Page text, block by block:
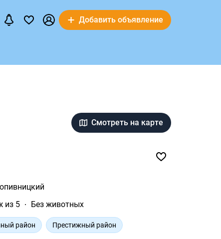
Добавить объявление
Смотреть на карте
из 5 Без животных
район Престижный район